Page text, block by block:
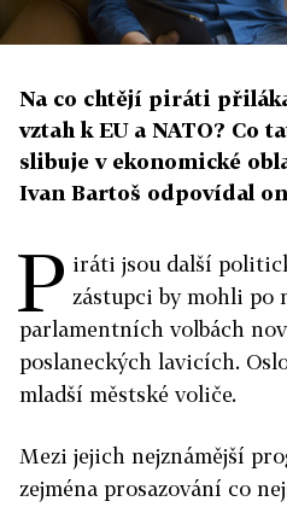
Na co chtějí piráti
vztah k EU a NATO? Co
slibuje v ekonomické
Ivan Bartoš odpovídal
P iráti jsou další
zástupci by mohli po
parlamentních volbách
poslaneckých lavicích.
mladší městské voliče.
Mezi jejich nejznámější
zejména prosazování co